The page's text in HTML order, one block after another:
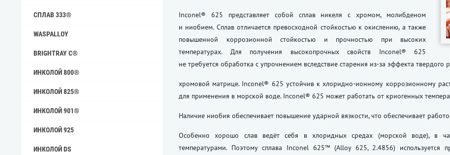
СПЛАВ 333®
WASPALLOY
BRIGHTRAY C®
ИНКОЛОЙ 800®
ИНКОЛОЙ 825®
ИНКОЛОЙ 901®
ИНКОЛОЙ 925
ИНКОЛОЙ DS
Inconel® 625 представляет собой сплав никеля с хромом, молибденом
и ниобием. Сплав отличается превосходной стойкостью к окислению, а также
повышенной коррозионной стойкостью и прочностью при высоких
температурах. Для получения высокопрочных свойств Inconel® 625
не требуется обработка с упрочнением вследствие старения из-за эффекта
хромовой матрице. Inconel® 625 устойчив к хлоридно-ионному коррозионному
для применения в морской воде. Inconel® 625 может работать от криогенных
Наличие ниобия обеспечивает повышение ударной вязкости, что обеспечивает
Особенно хорошо слав ведёт себя в хлоридных средах (морской воде), в
температурами. Поэтому сплава Inconel 625™ (Alloy 625, 2.4856) используется